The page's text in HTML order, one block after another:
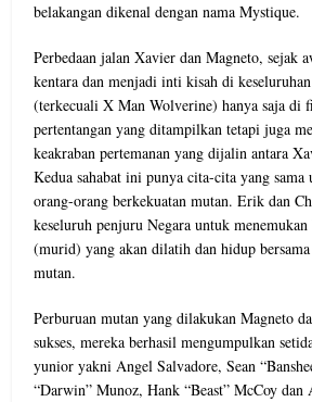
belakangan dikenal dengan nama Mystique.
Perbedaan jalan Xavier dan Magneto, sejak
kentara dan menjadi inti kisah di
(terkecuali X Man Wolverine) hanya saja di
pertentangan yang ditampilkan tetapi juga
keakraban pertemanan yang dijalin antara
Kedua sahabat ini punya cita-cita yang
orang-orang berkekuatan mutan. Erik dan
keseluruh penjuru Negara untuk
(murid) yang akan dilatih dan hidup
mutan.
Perburuan mutan yang dilakukan Magneto
sukses, mereka berhasil mengumpulkan
yunior yakni Angel Salvadore, Sean
“Darwin” Munoz, Hank “Beast” McCoy dan